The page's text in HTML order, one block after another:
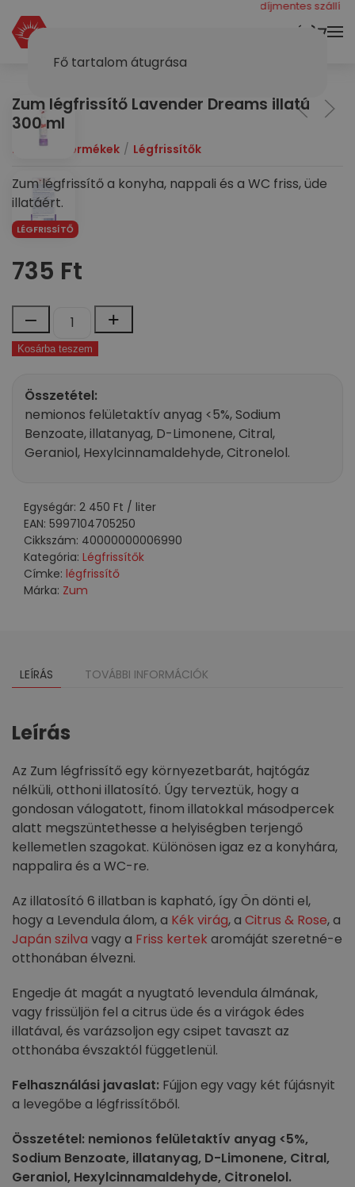
Fő tartalom átugrása
KOSÁR
még 40000 ft a díjmentes szállításhoz
Zum légfrissítő Lavender Dreams illatú
300 ml
Dymol Termékek Légfrissítők
Zum légfrissítő a konyha, nappali és a WC friss, üde
illatáért.
LÉGFRISSÍTŐ
735 Ft
–
Zum
légfrissítő
Lavender
illatú
300
ml
mennyiség
+
Kosárba teszem
Összetétel:
nemionos felületaktív anyag <5%, Sodium
Benzoate, illatanyag, D-Limonene, Citral,
Geraniol, Hexylcinnamaldehyde, Citronelol.
Egységár: 2 450 Ft / liter
EAN: 5997104705250
Cikkszám: 40000000006990
Kategória: Légfrissítők
Címke: légfrissítő
Márka: Zum
LEÍRÁS TOVÁBBI INFORMÁCIÓK
Leírás
Az Zum légfrissítő egy környezetbarát, hajtógáz
nélküli, otthoni illatosító. Úgy terveztük, hogy a
gondosan válogatott, finom illatokkal másodpercek
alatt megszüntethesse a helyiségben terjengő
kellemetlen szagokat. Különösen igaz ez a konyhára,
nappalira és a WC-re.
Az illatosító 6 illatban is kapható, így Ön dönti el,
hogy a Levendula álom, a Kék virág, a Citrus & Rose, a
Japán szilva vagy a Friss kertek aromáját szeretné-e
otthonában élvezni.
Engedje át magát a nyugtató levendula álmának,
vagy frissüljön fel a citrus üde és a virágok édes
illatával, és varázsoljon egy csipet tavaszt az
otthonába évszaktól függetlenül.
Felhasználási javaslat: Fújjon egy vagy két fújásnyit
a levegőbe a légfrissítőből.
Összetétel: nemionos felületaktív anyag <5%,
Sodium Benzoate, illatanyag, D-Limonene, Citral,
Geraniol, Hexylcinnamaldehyde, Citronelol.